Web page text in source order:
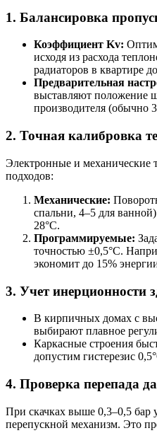
1. Балансировка
Коэффициент Kv:
исходя из расхода
радиаторов в квартире
Предварительная
выставляют положение
производителя (обычно
2. Точная калибровка
Электронные и механические
подходов:
Механические:
спальни, 4–5 для ванной)
28°C.
Программируемые:
точностью ±0,5°C.
экономит до 15%
3. Учет инерционности
В кирпичных домах с
выбирают плавное
Каркасные строения
допустим гистерезис
4. Проверка перепада
При скачках выше 0,3–0,5 бар
перепускной механизм. Это